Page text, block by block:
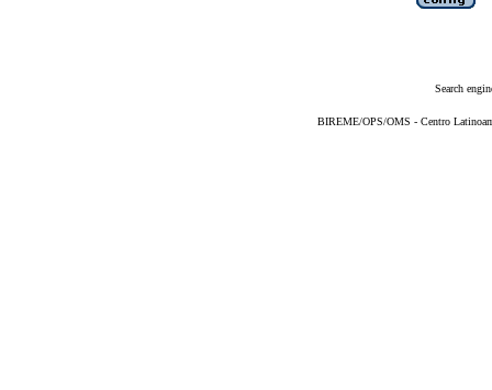
Search
BIREME/OPS/OMS - Centro